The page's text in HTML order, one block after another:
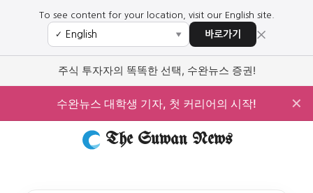
To see content for your location, visit our English site.
✓ ▼ 바로가기 ×
주식 투자자의 똑똑한 선택, 수완뉴스 증권!
수완뉴스 대학생 기자, 첫 커리어의 시작! ✕
The Suwan News